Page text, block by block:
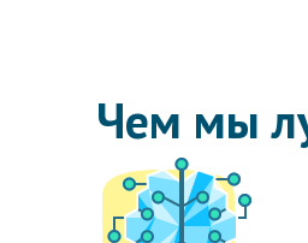
Чем мы